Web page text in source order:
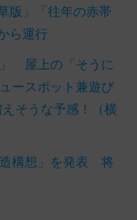
版」「往年の赤帯
ら運行
屋上の「そうに
ースポット兼遊び
そうな予感！（横
構想」を発表 将